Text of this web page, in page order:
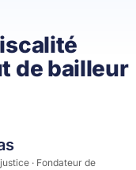
de bailleur
· Fondateur de